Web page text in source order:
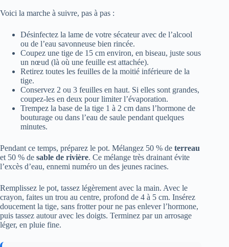
Voici la marche à suivre, pas à pas :
Désinfectez la lame de votre sécateur avec de l’alcool
ou de l’eau savonneuse bien rincée.
Coupez une tige de 15 cm environ, en biseau, juste sous
un nœud (là où une feuille est attachée).
Retirez toutes les feuilles de la moitié inférieure de la
tige.
Conservez 2 ou 3 feuilles en haut. Si elles sont grandes,
coupez-les en deux pour limiter l’évaporation.
Trempez la base de la tige 1 à 2 cm dans l’hormone de
bouturage ou dans l’eau de saule pendant quelques
minutes.
Pendant ce temps, préparez le pot. Mélangez 50 % de terreau
et 50 % de sable de rivière. Ce mélange très drainant évite
l’excès d’eau, ennemi numéro un des jeunes racines.
Remplissez le pot, tassez légèrement avec la main. Avec le
crayon, faites un trou au centre, profond de 4 à 5 cm. Insérez
doucement la tige, sans frotter pour ne pas enlever l’hormone,
puis tassez autour avec les doigts. Terminez par un arrosage
léger, en pluie fine.